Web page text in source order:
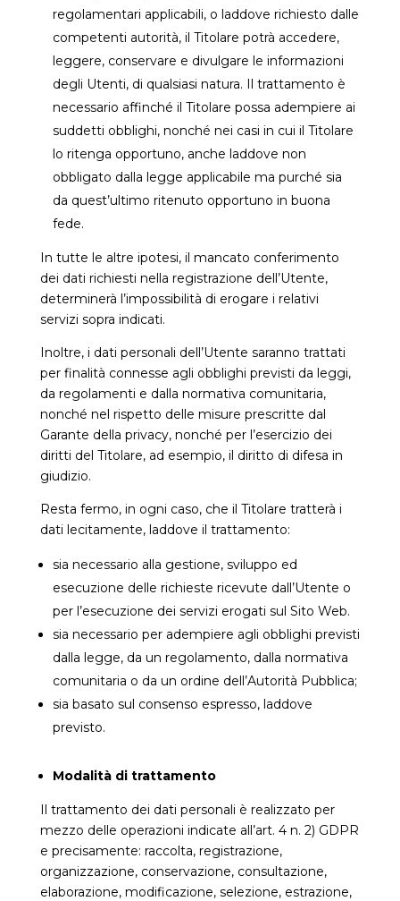
regolamentari applicabili, o laddove richiesto dalle
competenti autorità, il Titolare potrà accedere,
leggere, conservare e divulgare le informazioni
degli Utenti, di qualsiasi natura. Il trattamento è
necessario affinché il Titolare possa adempiere ai
suddetti obblighi, nonché nei casi in cui il Titolare
lo ritenga opportuno, anche laddove non
obbligato dalla legge applicabile ma purché sia
da quest’ultimo ritenuto opportuno in buona
fede.
In tutte le altre ipotesi, il mancato conferimento
dei dati richiesti nella registrazione dell’Utente,
determinerà l’impossibilità di erogare i relativi
servizi sopra indicati.
Inoltre, i dati personali dell’Utente saranno trattati
per finalità connesse agli obblighi previsti da leggi,
da regolamenti e dalla normativa comunitaria,
nonché nel rispetto delle misure prescritte dal
Garante della privacy, nonché per l’esercizio dei
diritti del Titolare, ad esempio, il diritto di difesa in
giudizio.
Resta fermo, in ogni caso, che il Titolare tratterà i
dati lecitamente, laddove il trattamento:
sia necessario alla gestione, sviluppo ed
esecuzione delle richieste ricevute dall’Utente o
per l’esecuzione dei servizi erogati sul Sito Web.
sia necessario per adempiere agli obblighi previsti
dalla legge, da un regolamento, dalla normativa
comunitaria o da un ordine dell’Autorità Pubblica;
sia basato sul consenso espresso, laddove
previsto.
Modalità di trattamento
Il trattamento dei dati personali è realizzato per
mezzo delle operazioni indicate all’art. 4 n. 2) GDPR
e precisamente: raccolta, registrazione,
organizzazione, conservazione, consultazione,
elaborazione, modificazione, selezione, estrazione,